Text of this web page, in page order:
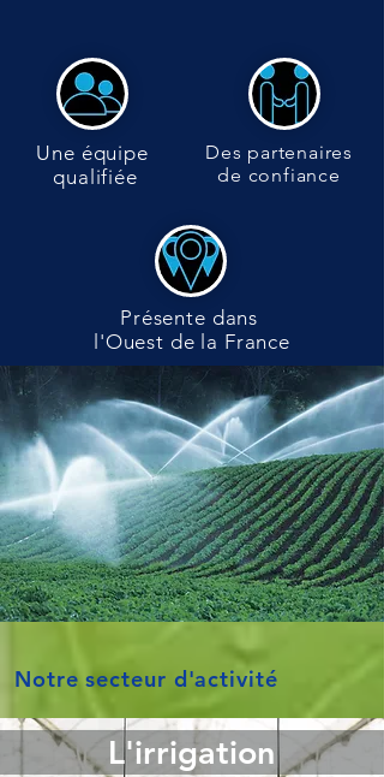
Une équipe
qualifiée
Des partenaires
de confiance
Présente dans
l'Ouest de la France
Notre secteur d'activité
L'irrigation